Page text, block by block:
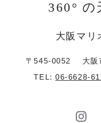
360° の
大阪マリ
〒545-0052
大
TEL:06-6628-